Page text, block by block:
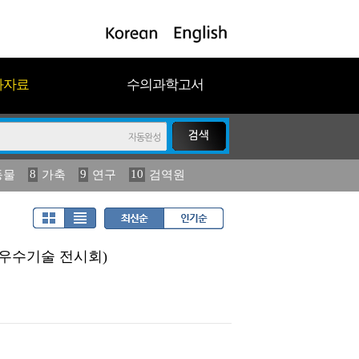
자료 수의과학고서
물 8 가축 9 연구 10 검역원
보
18 농림수산 19 2023
수기술 전시회)